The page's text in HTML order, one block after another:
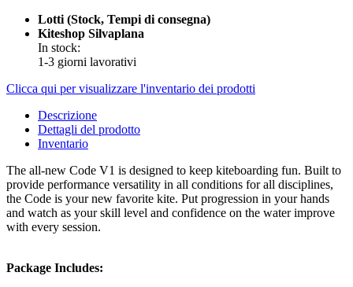
Lotti (Stock, Tempi di consegna)
Kiteshop Silvaplana
In stock:
1-3 giorni lavorativi
Clicca qui per visualizzare l'inventario dei prodotti
Descrizione
Dettagli del prodotto
Inventario
The all-new Code V1 is designed to keep kiteboarding fun. Built to
provide performance versatility in all conditions for all disciplines,
the Code is your new favorite kite. Put progression in your hands
and watch as your skill level and confidence on the water improve
with every session.
Package Includes: